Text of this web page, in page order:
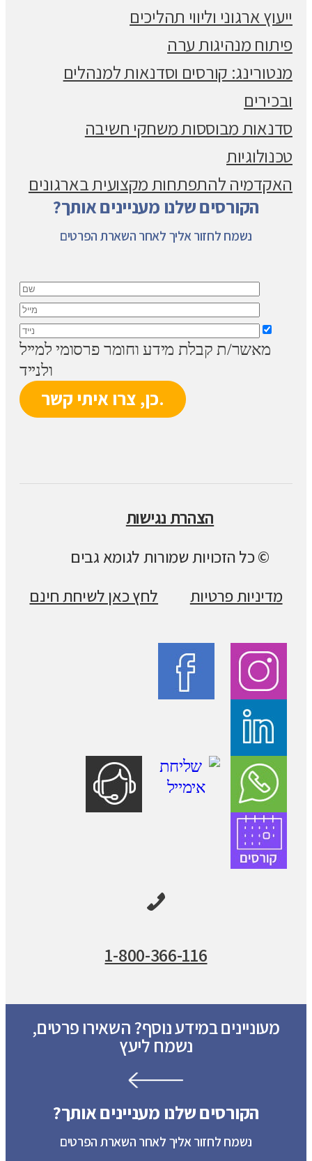
ייעוץ ארגוני וליווי תהליכים
פיתוח מנהיגות ערה
מנטורינג: קורסים וסדנאות למנהלים
ובכירים
סדנאות מבוססות משחקי חשיבה
טכנולוגיות
האקדמיה להתפתחות מקצועית בארגונים
הקורסים שלנו מעניינים אותך?
נשמח לחזור אליך לאחר השארת הפרטים
מאשר/ת קבלת מידע וחומר פרסומי למייל
ולנייד
הצהרת נגישות
© כל הזכויות שמורות לגומא גבים
מדיניות פרטיות
לחץ כאן לשיחת חינם
1-800-366-116
מעוניינים במידע נוסף? השאירו פרטים,
נשמח ליעץ
הקורסים שלנו מעניינים אותך?
נשמח לחזור אליך לאחר השארת הפרטים